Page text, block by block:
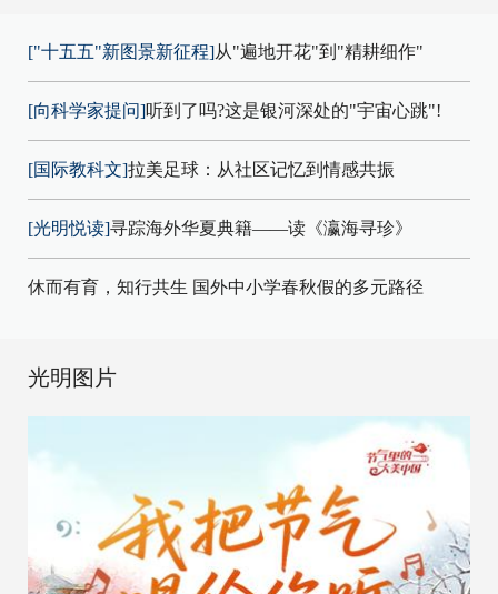
["十五五"新图景新征程]从"遍地开花"到"精耕细作"
[向科学家提问]听到了吗?这是银河深处的"宇宙心跳"!
[国际教科文]拉美足球：从社区记忆到情感共振
[光明悦读]寻踪海外华夏典籍——读《瀛海寻珍》
休而有育，知行共生 国外中小学春秋假的多元路径
光明图片